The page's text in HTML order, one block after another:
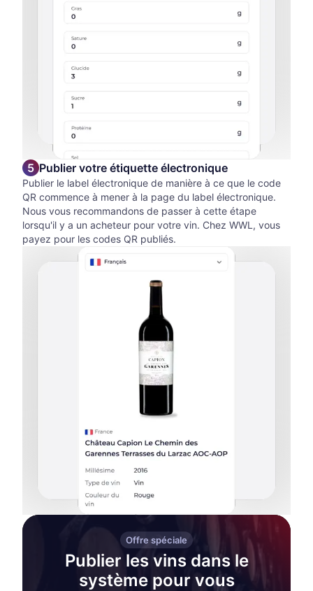
Publier votre étiquette électronique
Publier le label électronique de manière à ce que le code
QR commence à mener à la page du label électronique.
Nous vous recommandons de passer à cette étape
lorsqu'il y a un acheteur pour votre vin. Chez WWL, vous
payez pour les codes QR publiés.
Offre spéciale
Publier les vins dans le
système pour vous